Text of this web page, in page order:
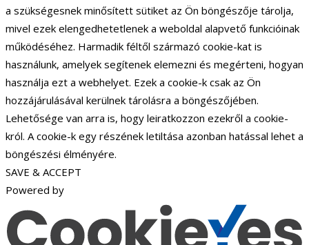
a szükségesnek minősített sütiket az Ön böngészője tárolja,
mivel ezek elengedhetetlenek a weboldal alapvető funkcióinak
működéséhez. Harmadik féltől származó cookie-kat is
használunk, amelyek segítenek elemezni és megérteni, hogyan
használja ezt a webhelyet. Ezek a cookie-k csak az Ön
hozzájárulásával kerülnek tárolásra a böngészőjében.
Lehetősége van arra is, hogy leiratkozzon ezekről a cookie-
król. A cookie-k egy részének letiltása azonban hatással lehet a
böngészési élményére.
SAVE & ACCEPT
Powered by